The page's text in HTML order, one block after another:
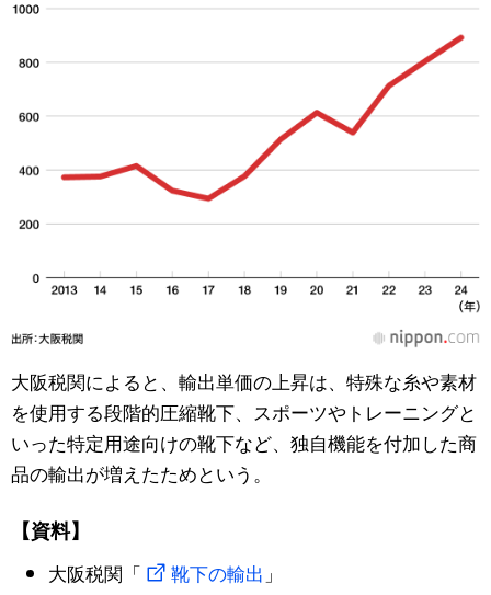
大阪税関によると、輸出単価の上昇は、特殊な糸や素材
を使用する段階的圧縮靴下、スポーツやトレーニングと
いった特定用途向けの靴下など、独自機能を付加した商
品の輸出が増えたためという。
【資料】
大阪税関「 靴下の輸出 」